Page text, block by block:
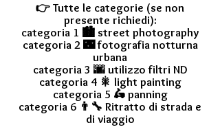
👉 Tutte le categorie (se non
presente richiedi):
categoria 1 🏙 street photography
categoria 2 🌃 fotografia notturna
urbana
categoria 3 🌆 utilizzo filtri ND
categoria 4 🎇 light painting
categoria 5 🛵 panning
categoria 6 👨‍🔧 Ritratto di strada e
di viaggio